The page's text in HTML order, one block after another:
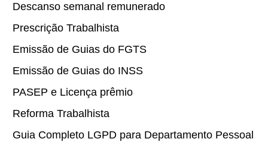
Descanso semanal remunerado
Prescrição Trabalhista
Emissão de Guias do FGTS
Emissão de Guias do INSS
​PASEP e Licença prêmio
​Reforma Trabalhista
Guia Completo LGPD para Departamento Pessoal